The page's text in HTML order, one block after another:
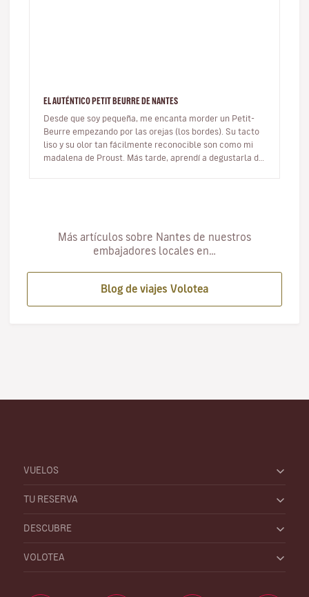
EL AUTÉNTICO PETIT BEURRE DE NANTES
Desde que soy pequeña, me encanta morder un Petit-
Beurre empezando por las orejas (los bordes). Su tacto
liso y su olor tan fácilmente reconocible son como mi
madalena de Proust. Más tarde, aprendí a degustarla de
Más artículos sobre Nantes de nuestros
embajadores locales en…
Blog de viajes Volotea
VUELOS
TU RESERVA
DESCUBRE
VOLOTEA